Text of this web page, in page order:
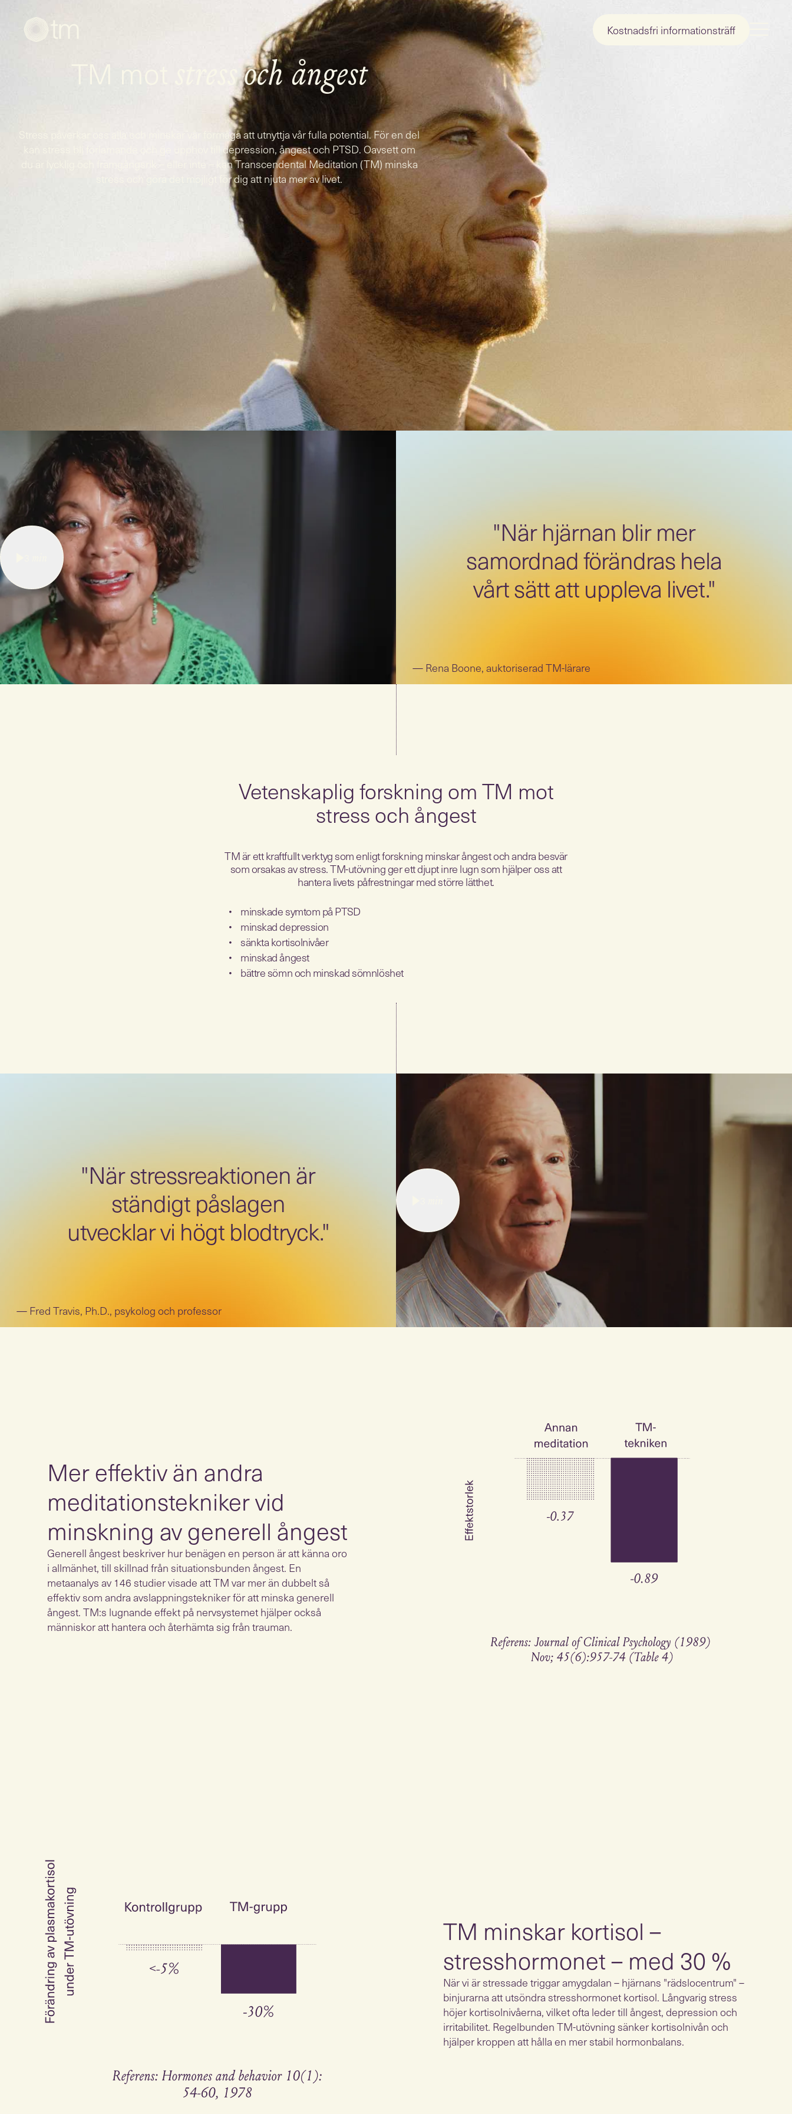
Kostnadsfri informationsträff
TM mot stressoch ångest
Stress påverkar oss alla och minskar vår förmåga att utnyttja vår fulla potential. För en del
kan stress bli förlamande och ge upphov till depression, ångest och PTSD. Oavsett om
du är lycklig och framgångsrik – eller inte – kan Transcendental Meditation (TM) minska
stress och göra det möjligt för dig att njuta mer av livet.
"När hjärnan blir mer
samordnad förändras hela
vårt sätt att uppleva livet."
Rena Boone, auktoriserad TM-lärare
Vetenskaplig forskning om TM mot
stress och ångest
TM är ett kraftfullt verktyg som enligt forskning minskar ångest och andra besvär
som orsakas av stress. TM-utövning ger ett djupt inre lugn som hjälper oss att
hantera livets påfrestningar med större lätthet.
minskade symtom på PTSD
minskad depression
sänkta kortisolnivåer
minskad ångest
bättre sömn och minskad sömnlöshet
"När stressreaktionen är
ständigt påslagen
utvecklar vi högt blodtryck."
Fred Travis, Ph.D., psykolog och professor
Mer effektiv än andra
meditationstekniker vid
minskning av generell ångest
Generell ångest beskriver hur benägen en person är att känna oro
i allmänhet, till skillnad från situationsbunden ångest. En
metaanalys av 146 studier visade att TM var mer än dubbelt så
effektiv som andra avslappningstekniker för att minska generell
ångest. TM:s lugnande effekt på nervsystemet hjälper också
människor att hantera och återhämta sig från trauman.
TM minskar kortisol –
stresshormonet – med 30 %
När vi är stressade triggar amygdalan – hjärnans "rädslocentrum" –
binjurarna att utsöndra stresshormonet kortisol. Långvarig stress
höjer kortisolnivåerna, vilket ofta leder till ångest, depression och
irritabilitet. Regelbunden TM-utövning sänker kortisolnivån och
hjälper kroppen att hålla en mer stabil hormonbalans.